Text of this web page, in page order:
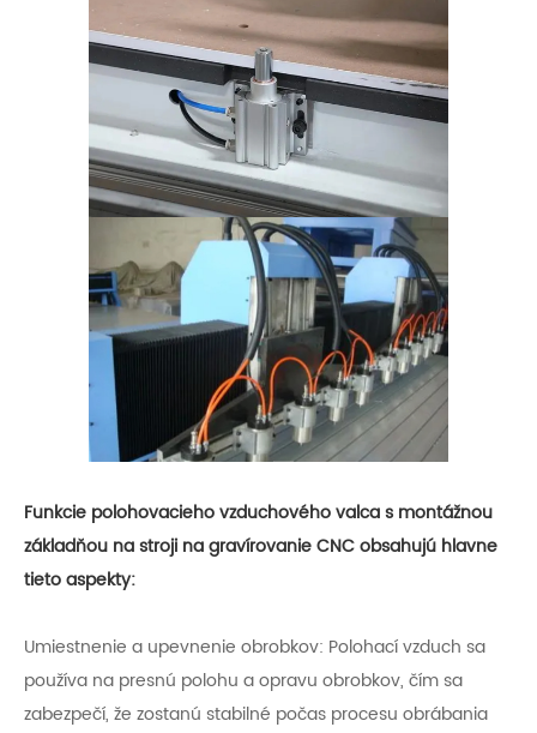
Funkcie polohovacieho vzduchového valca s montážnou
základňou na stroji na gravírovanie CNC obsahujú hlavne
tieto aspekty:
Umiestnenie a upevnenie obrobkov: Polohací vzduch sa
používa na presnú polohu a opravu obrobkov, čím sa
zabezpečí, že zostanú stabilné počas procesu obrábania